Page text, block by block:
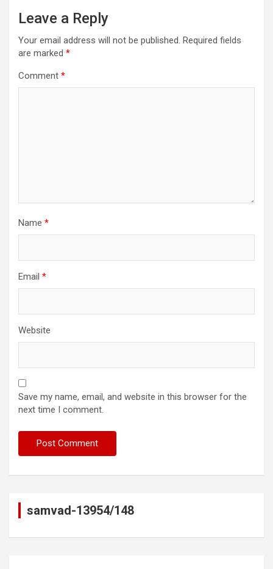
Leave a Reply
Your email address will not be published. Required fields
are marked *
Comment *
Name *
Email *
Website
Save my name, email, and website in this browser for the
next time I comment.
samvad-13954/148